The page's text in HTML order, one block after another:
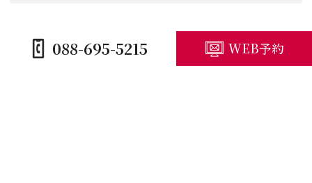
088-695-5215 WEB予約